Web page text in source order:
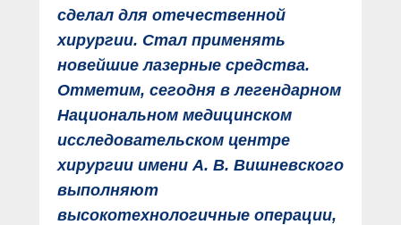
сделал для отечественной
хирургии. Стал применять
новейшие лазерные средства.
Отметим, сегодня в легендарном
Национальном медицинском
исследовательском центре
хирургии имени А. В. Вишневского
выполняют
высокотехнологичные операции,